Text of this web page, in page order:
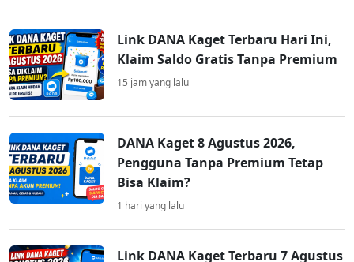
Link DANA Kaget Terbaru Hari Ini,
Klaim Saldo Gratis Tanpa Premium
15 jam yang lalu
DANA Kaget 8 Agustus 2026,
Pengguna Tanpa Premium Tetap
Bisa Klaim?
1 hari yang lalu
Link DANA Kaget Terbaru 7 Agustus